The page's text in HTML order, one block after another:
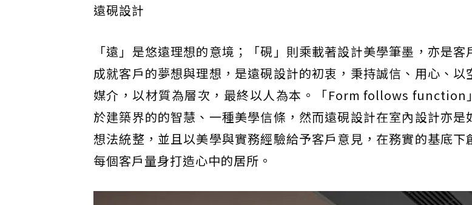
遠硯設計
「遠」是悠遠理想的意境；「硯」則乘載著設計美學筆墨，亦是客
成就客戶的夢想與理想，是遠硯設計的初衷，秉持誠信、用心、以
媒介，以材質為層次，最終以人為本。「Form follows
於建築界的的智慧、一種美學信條，然而遠硯設計在室內設計亦是
想法統整，並且以美學與實務經驗給予客戶意見，在務實的基底下
每個客戶量身打造心中的居所。